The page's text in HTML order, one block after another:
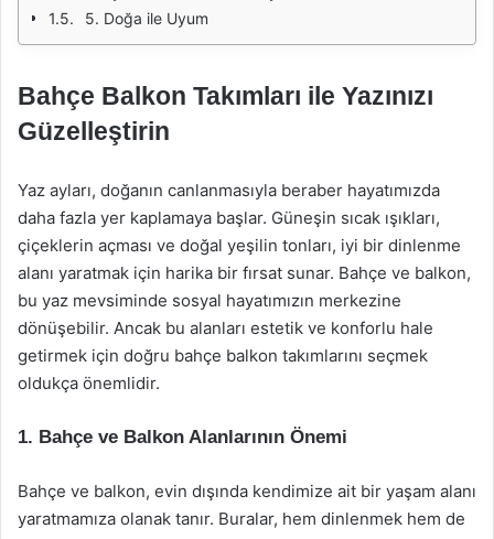
5. Doğa ile Uyum
Bahçe Balkon Takımları ile Yazınızı
Güzelleştirin
Yaz ayları, doğanın canlanmasıyla beraber hayatımızda
daha fazla yer kaplamaya başlar. Güneşin sıcak ışıkları,
çiçeklerin açması ve doğal yeşilin tonları, iyi bir dinlenme
alanı yaratmak için harika bir fırsat sunar. Bahçe ve balkon,
bu yaz mevsiminde sosyal hayatımızın merkezine
dönüşebilir. Ancak bu alanları estetik ve konforlu hale
getirmek için doğru bahçe balkon takımlarını seçmek
oldukça önemlidir.
1. Bahçe ve Balkon Alanlarının Önemi
Bahçe ve balkon, evin dışında kendimize ait bir yaşam alanı
yaratmamıza olanak tanır. Buralar, hem dinlenmek hem de